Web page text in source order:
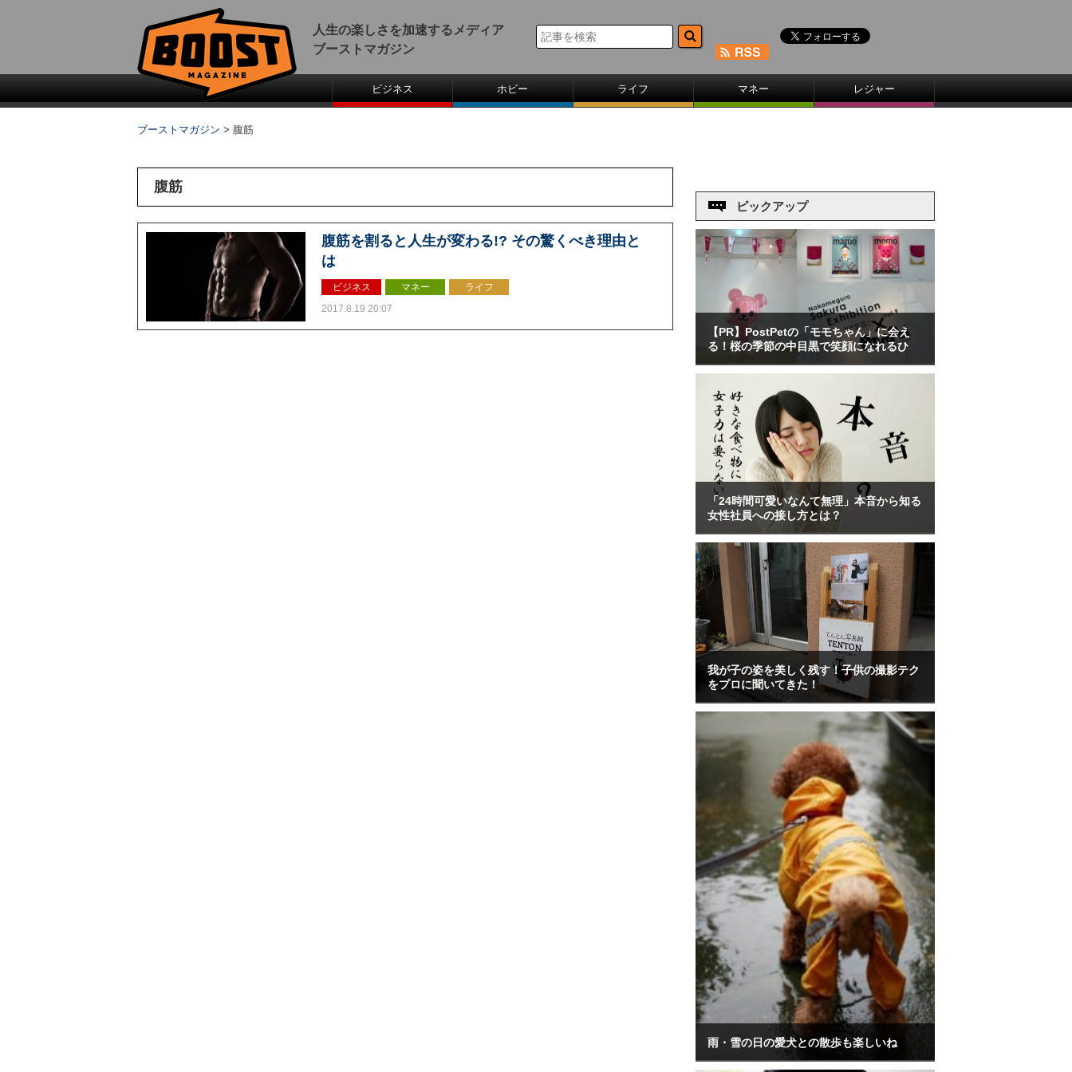
人生の楽しさを加速するメディア
ブーストマガジン
ビジネス ホビー ライフ マネー レジャー
ブーストマガジン > 腹筋
腹筋
腹筋を割ると人生が変わる!? その驚くべき理由と
は
ビジネス マネー
ライフ
2017.8.19 20:07
ピックアップ
【PR】PostPetの「モモちゃん」に会え
る！桜の季節の中目黒で笑顔になれるひ
「24時間可愛いなんて無理」本音から知る
女性社員への接し方とは？
我が子の姿を美しく残す！子供の撮影テク
をプロに聞いてきた！
雨・雪の日の愛犬との散歩も楽しいね